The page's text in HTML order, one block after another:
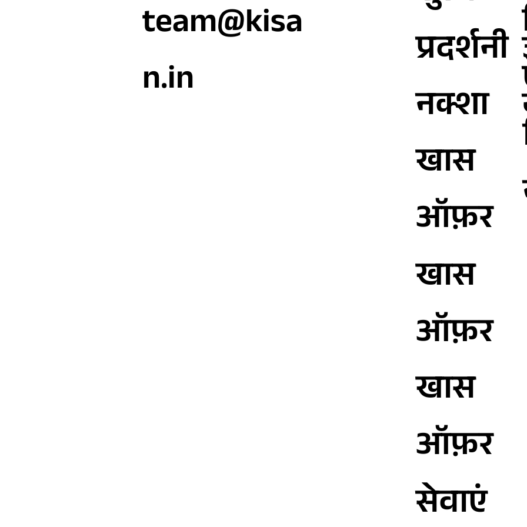
team@kisa
n.in
प्रदर्शनी
नक्शा
खास
ऑफ़र
खास
ऑफ़र
खास
ऑफ़र
सेवाएं